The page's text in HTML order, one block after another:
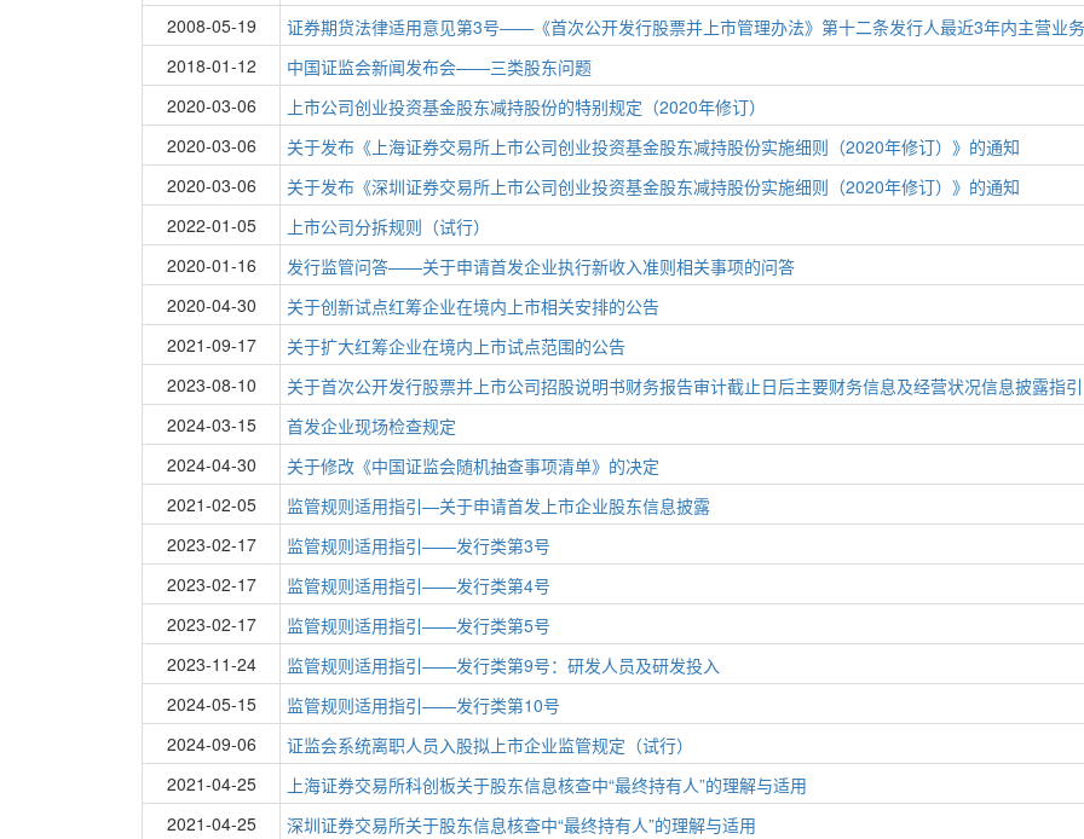
2008-05-19
证券期货法律适用意见第3号——《首次公开发行股票并上市管理办法》第十二条发行人最近3年内主营业
2018-01-12
中国证监会新闻发布会——三类股东问题
2020-03-06
上市公司创业投资基金股东减持股份的特别规定（2020年修订）
2020-03-06
关于发布《上海证券交易所上市公司创业投资基金股东减持股份实施细则（2020年修订）》的通知
2020-03-06
关于发布《深圳证券交易所上市公司创业投资基金股东减持股份实施细则（2020年修订）》的通知
2022-01-05
上市公司分拆规则（试行）
2020-01-16
发行监管问答——关于申请首发企业执行新收入准则相关事项的问答
2020-04-30
关于创新试点红筹企业在境内上市相关安排的公告
2021-09-17
关于扩大红筹企业在境内上市试点范围的公告
2023-08-10
关于首次公开发行股票并上市公司招股说明书财务报告审计截止日后主要财务信息及经营状况信息披露指引
2024-03-15
首发企业现场检查规定
2024-04-30
关于修改《中国证监会随机抽查事项清单》的决定
2021-02-05
监管规则适用指引—关于申请首发上市企业股东信息披露
2023-02-17
监管规则适用指引——发行类第3号
2023-02-17
监管规则适用指引——发行类第4号
2023-02-17
监管规则适用指引——发行类第5号
2023-11-24
监管规则适用指引——发行类第9号：研发人员及研发投入
2024-05-15
监管规则适用指引——发行类第10号
2024-09-06
证监会系统离职人员入股拟上市企业监管规定（试行）
2021-04-25
上海证券交易所科创板关于股东信息核查中“最终持有人”的理解与适用
2021-04-25
深圳证券交易所关于股东信息核查中“最终持有人”的理解与适用